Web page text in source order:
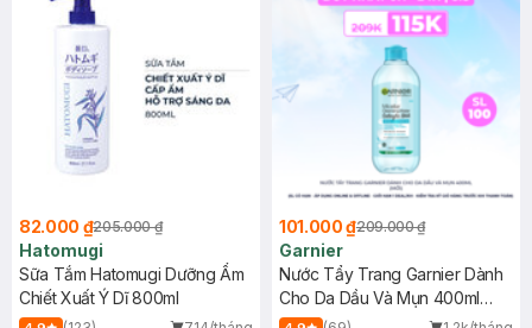
82.000 ₫205.000 ₫
Hatomugi
Sữa Tắm Hatomugi Dưỡng Ẩm
Chiết Xuất Ý Dĩ 800ml
101.000 ₫209.000 ₫
Garnier
Nước Tẩy Trang Garnier Dành
Cho Da Dầu Và Mụn 400ml
(Mới)